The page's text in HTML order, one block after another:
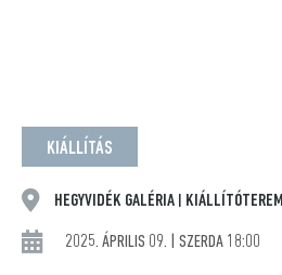
KIÁLLÍTÁS
HEGYVIDÉK GALÉRIA KIÁLLÍTÓTEREM
2025. ÁPRILIS 09. | SZERDA 18:00